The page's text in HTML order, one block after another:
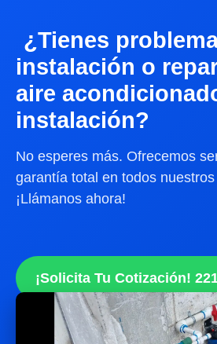
¿Tienes
instalación o
aire
instalación?
No esperes más. Ofrecemos
garantía total en todos
¡Llámanos ahora!
¡Solicita Tu Cotización!